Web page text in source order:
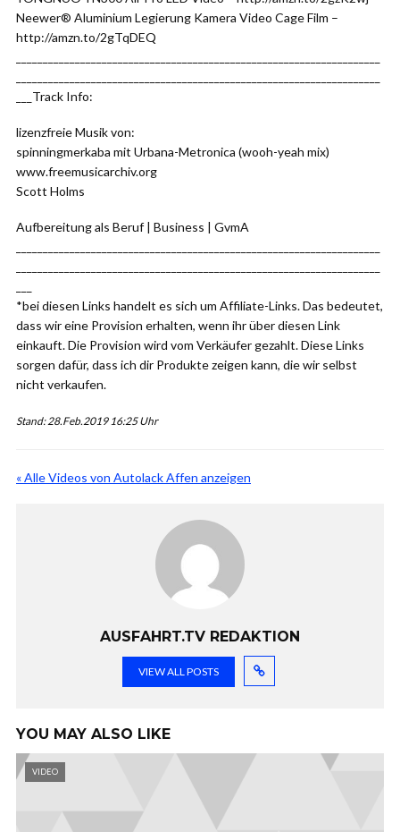
Neewer® Aluminium Legierung Kamera Video Cage Film –
http://amzn.to/2gTqDEQ
___Track Info:
lizenzfreie Musik von:
spinningmerkaba mit Urbana-Metronica (wooh-yeah mix)
www.freemusicarchiv.org
Scott Holms
Aufbereitung als Beruf | Business | GvmA
*bei diesen Links handelt es sich um Affiliate-Links. Das bedeutet,
dass wir eine Provision erhalten, wenn ihr über diesen Link
einkauft. Die Provision wird vom Verkäufer gezahlt. Diese Links
sorgen dafür, dass ich dir Produkte zeigen kann, die wir selbst
nicht verkaufen.
Stand: 28.Feb.2019 16:25 Uhr
« Alle Videos von Autolack Affen anzeigen
AUSFAHRT.TV REDAKTION
VIEW ALL POSTS
YOU MAY ALSO LIKE
VIDEO